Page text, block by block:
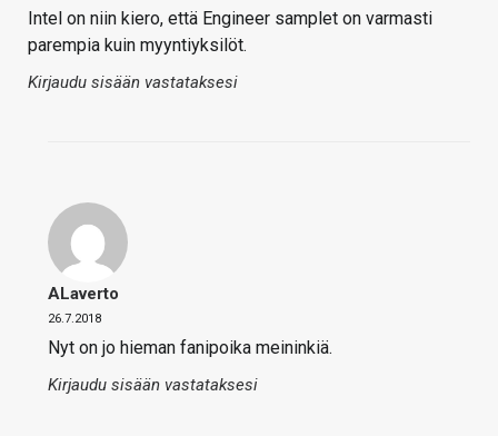
Intel on niin kiero, että Engineer samplet on varmasti
parempia kuin myyntiyksilöt.
Kirjaudu sisään vastataksesi
ALaverto
26.7.2018
Nyt on jo hieman fanipoika meininkiä.
Kirjaudu sisään vastataksesi